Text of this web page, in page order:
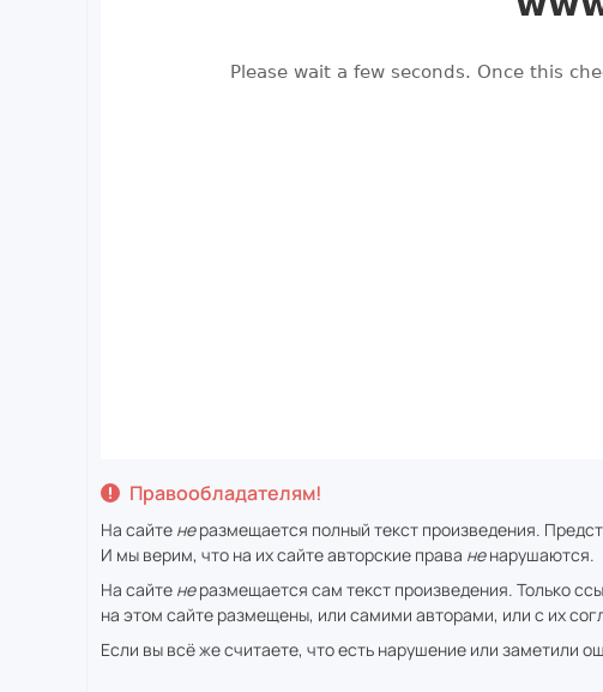
Правообладателям!
На сайте неразмещается полный текст произведения.
И мы верим, что на их сайте авторские права ненарушаются.
На сайте неразмещается сам текст произведения. Только
на этом сайте размещены, или самими авторами, или с их
Если вы всё же считаете, что есть нарушение или заметили